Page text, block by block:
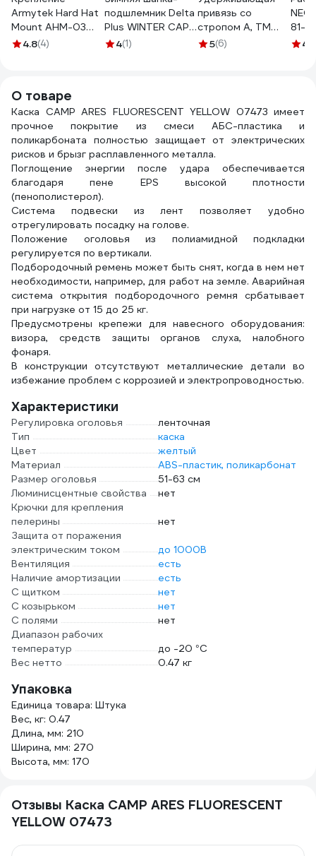
Armytek Hard Hat
Mount AHM-03
A04801
4.8(4)
подшлемник Delta
Plus WINTER CAP
черная
4(1)
привязь со
стропом А, ТМ
Gigant УПР-01
5(6)
NEO
81-
4.7
О товаре
Каска CAMP ARES FLUORESCENT YELLOW 07473 имеет
прочное покрытие из смеси АБС-пластика и
поликарбоната полностью защищает от электрических
рисков и брызг расплавленного металла.
Поглощение энергии после удара обеспечивается
благодаря пене EPS высокой плотности
(пенополистерол).
Система подвески из лент позволяет удобно
отрегулировать посадку на голове.
Положение оголовья из полиамидной подкладки
регулируется по вертикали.
Подбородочный ремень может быть снят, когда в нем нет
необходимости, например, для работ на земле. Аварийная
система открытия подбородочного ремня србатывает
при нагрузке от 15 до 25 кг.
Предусмотрены крепежи для навесного оборудования:
визора, средств защиты органов слуха, налобного
фонаря.
В конструкции отсутствуют металлические детали во
избежание проблем с коррозией и электропроводностью.
Характеристики
Регулировка оголовья
ленточная
Тип
каска
Цвет
желтый
Материал
ABS-пластик, поликарбонат
Размер оголовья
51-63 см
Люминисцентные свойства
нет
Крючки для крепления
пелерины
нет
Защита от поражения
электрическим током
до 1000В
Вентиляция
есть
Наличие амортизации
есть
С щитком
нет
С козырьком
нет
С полями
нет
Диапазон рабочих
температур
до -20 °С
Вес нетто
0.47 кг
Упаковка
Единица товара: Штука
Вес, кг: 0.47
Длина, мм: 210
Ширина, мм: 270
Высота, мм: 170
Отзывы Каска CAMP ARES FLUORESCENT
YELLOW 07473